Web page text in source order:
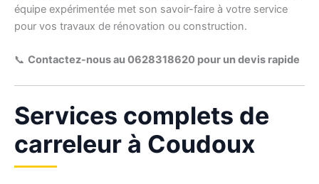
équipe expérimentée met son savoir-faire à votre service
pour vos travaux de rénovation ou construction.
📞 Contactez-nous au 0628318620 pour un devis rapide
Services complets de
carreleur à Coudoux